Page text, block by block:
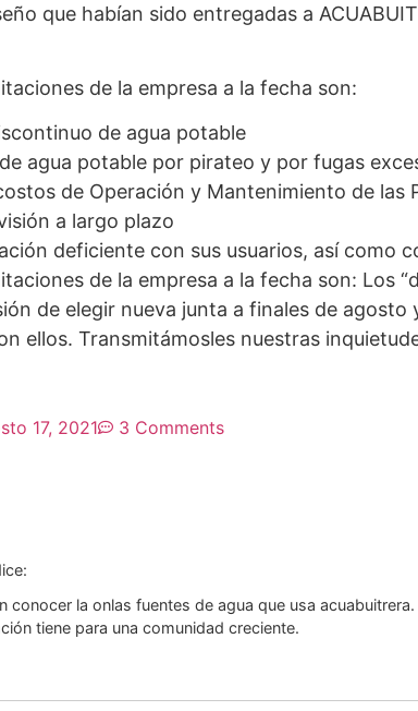
que habían sido entregadas a
de la empresa a la fecha son:
de agua potable
agua potable por pirateo y por fugas
de Operación y Mantenimiento de las
a largo plazo
deficiente con sus usuarios, así como
de la empresa a la fecha son: Los
de elegir nueva junta a finales de
ellos. Transmitámosles nuestras
17, 2021 3 Comments
conocer la onlas fuentes de agua que usa acuabuitrera.
tiene para una comunidad creciente.